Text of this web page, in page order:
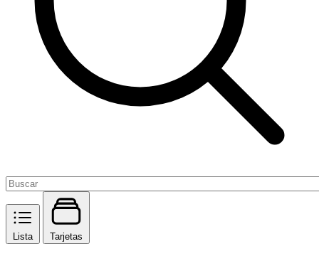
Lista Tarjetas